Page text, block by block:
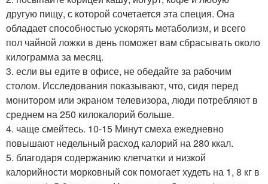
другую пищу, с которой сочетается эта специя. Она
обладает способностью ускорять метаболизм, и всего
пол чайной ложки в день поможет вам сбрасывать около
килограмма за месяц.
3. если вы едите в офисе, не обедайте за рабочим
столом. Исследования показывают, что, сидя перед
монитором или экраном телевизора, люди потребляют в
среднем на 250 килокалорий больше.
4. чаще смейтесь. 10-15 Минут смеха ежедневно
повышают недельный расход калорий на 280 ккал.
5. благодаря содержанию клетчатки и низкой
калорийности морковный сок помогает худеть на 1, 8 кг в